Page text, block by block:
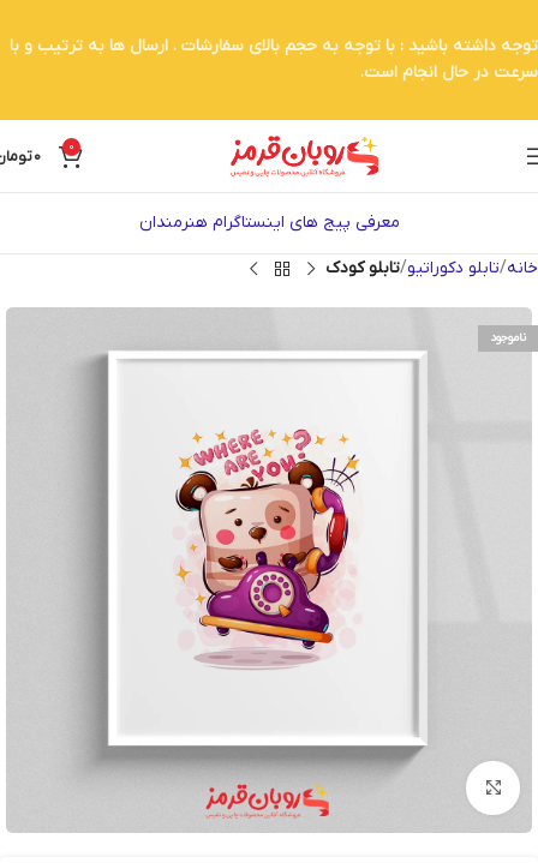
0
0
معرفی پیج های اینستاگرام هنرمندان
خانه تابلو دکوراتیو تابلو کودک
ناموجود
بزرگنمایی تصویر
توجه داشته باشید : با توجه به حجم بالای سفارشات . ارسال ها به ترتیب و با
سرعت در حال انجام است.